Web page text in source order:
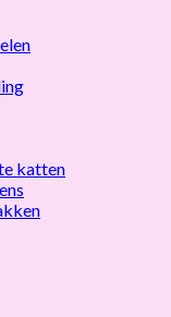
katten